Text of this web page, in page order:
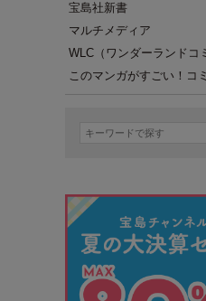
宝島社新書
マルチメディア
WLC（ワンダーランドコ
このマンガがすごい！コ